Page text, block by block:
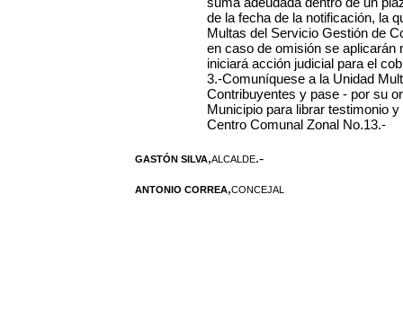
de la fecha de la notificación, la
Multas del Servicio Gestión de
en caso de omisión se
iniciará acción judicial para el
3.-Comuníquese a la Unidad
Contribuyentes y pase - por su
Municipio para librar testimonio
Centro Comunal Zonal No.13.-
GASTÓN SILVA,ALCALDE.-
ANTONIO CORREA,CONCEJAL